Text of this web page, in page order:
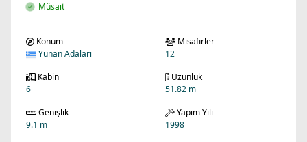
Müsait
Konum
Yunan Adaları
Misafirler
12
Kabin
6
Uzunluk
51.82 m
Genişlik
9.1 m
Yapım Yılı
1998